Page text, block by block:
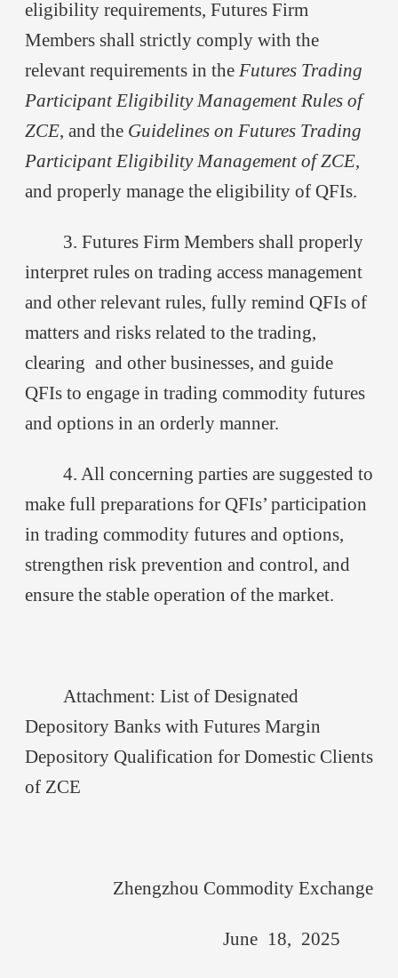
eligibility requirements, Futures Firm
Members shall strictly comply with the
relevant requirements in the Futures Trading
Participant Eligibility Management Rules of
ZCE, and the Guidelines on Futures Trading
Participant Eligibility Management ofZCE,
and properly manage the eligibility of QFIs.
3. Futures Firm Members shall properly
interpret rules on trading access management
and other relevant rules, fully remind QFIs of
matters and risks related to the trading,
clearing and other businesses, and guide
QFIs to engage in trading commodity futures
and options in an orderly manner.
4. All concerning parties are suggested to
make full preparations for QFIs’ participation
in trading commodity futures and options,
strengthen risk prevention and control, and
ensure the stable operation of the market.
Attachment: List of Designated
Depository Banks with Futures Margin
Depository Qualification for Domestic Clients
of ZCE
Zhengzhou Commodity Exchange
June 18, 2025